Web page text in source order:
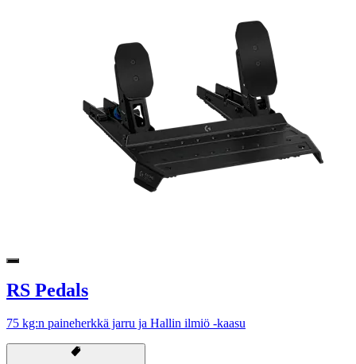
RS Pedals
75 kg:n paineherkkä jarru ja Hallin ilmiö -kaasu